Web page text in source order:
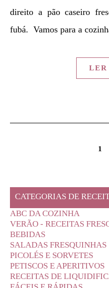
direito a pão caseiro
fubá. Vamos para a
LER
1
CATEGORIAS DE
ABC DA COZINHA
VERÃO - RECEITAS
BEBIDAS
SALADAS FRESQUINHAS
PICOLÉS E SORVETES
PETISCOS E APERITIVOS
RECEITAS DE